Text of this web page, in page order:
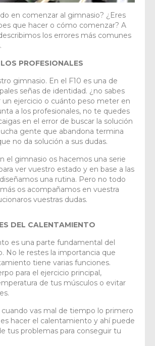
en comenzar al gimnasio? ¿Eres
que hacer o cómo comenzar? A
los errores más comunes
PROFESIONALES
gimnasio. En el F10 es una de
señas de identidad. ¿no sabes
ejercicio o cuánto peso meter en
a los profesionales, no te quedes
en el error de buscar la solución
gente que abandona termina
no da solución a sus dudas.
el gimnasio os hacemos una serie
ver vuestro estado y en base a las
una rutina. Pero no todo
os acompañamos en vuestra
vuestras dudas.
DEL CALENTAMIENTO
es una parte fundamental del
No le restes la importancia que
tiene varias funciones.
para el ejercicio principal,
de tus músculos o evitar
cuando vas mal de tiempo lo primero
hacer el calentamiento y ahí puede
tus problemas para conseguir tu